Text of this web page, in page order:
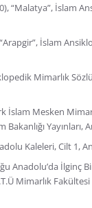
“Malatya”, İslam
İslam
Mimarlık
İslam Mesken
Yayınları,
Kaleleri, Cilt 1,
Anadolu’da İlginç
Mimarlık